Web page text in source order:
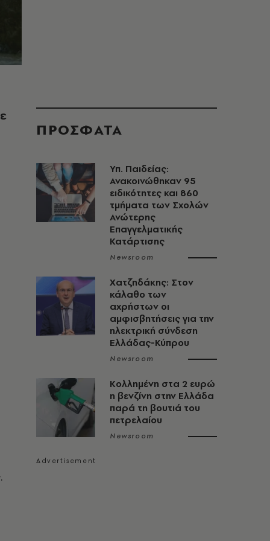
ΠΡΟΣΦΑΤΑ
Υπ. Παιδείας:
Ανακοινώθηκαν 95
ειδικότητες και 860
τμήματα των Σχολών
Ανώτερης
Επαγγελματικής
Κατάρτισης
Newsroom
Χατζηδάκης: Στον
κάλαθο των
αχρήστων οι
αμφισβητήσεις για την
ηλεκτρική σύνδεση
Ελλάδας-Κύπρου
Newsroom
Κολλημένη στα 2 ευρώ
η βενζίνη στην Ελλάδα
παρά τη βουτιά του
πετρελαίου
Newsroom